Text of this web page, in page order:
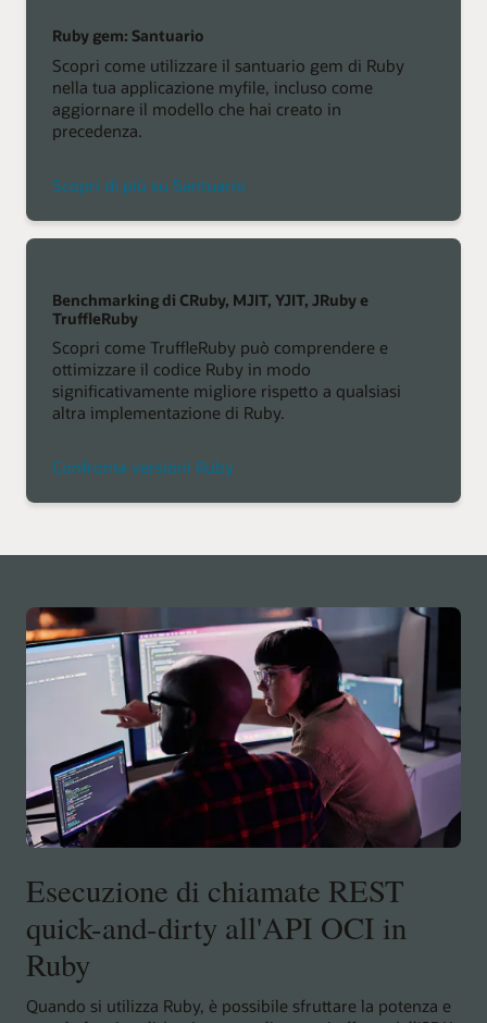
Ruby gem: Santuario
Scopri come utilizzare il santuario gem di Ruby
nella tua applicazione myfile, incluso come
aggiornare il modello che hai creato in
precedenza.
Scopri di più su Santuario
Benchmarking di CRuby, MJIT, YJIT, JRuby e
TruffleRuby
Scopri come TruffleRuby può comprendere e
ottimizzare il codice Ruby in modo
significativamente migliore rispetto a qualsiasi
altra implementazione di Ruby.
Confronta versioni Ruby
Esecuzione di chiamate REST
quick-and-dirty all'API OCI in
Ruby
Quando si utilizza Ruby, è possibile sfruttare la potenza e